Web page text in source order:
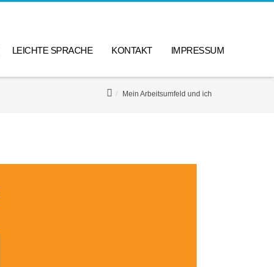
LEICHTE SPRACHE KONTAKT IMPRESSUM
Mein Arbeitsumfeld und ich